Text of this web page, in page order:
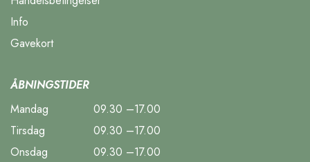
Info
Gavekort
ÅBNINGSTIDER
Mandag
09.30 –17.00
Tirsdag
09.30 –17.00
Onsdag
09.30 –17.00